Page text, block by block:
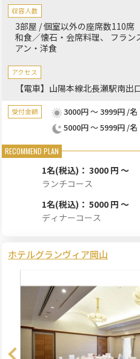
族様のお集まりにも最適。特別な
にぴったり。
収容人数
3部屋 / 個室以外の座席数110席
和食／懐石・会席料理
フラン
アン・洋食
アクセス
【電車】山陽本線北長瀬駅南出
受付金額
3000円 ～ 3999円 /名
5000円 ～ 5999円 /名
1名(税込)： 3000 円 ～
ランチコース
1名(税込)： 5000 円 ～
ディナーコース
ホテルグランヴィア岡山